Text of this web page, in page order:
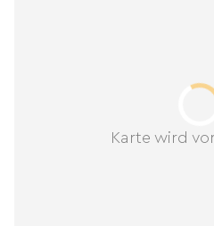
Karte wird